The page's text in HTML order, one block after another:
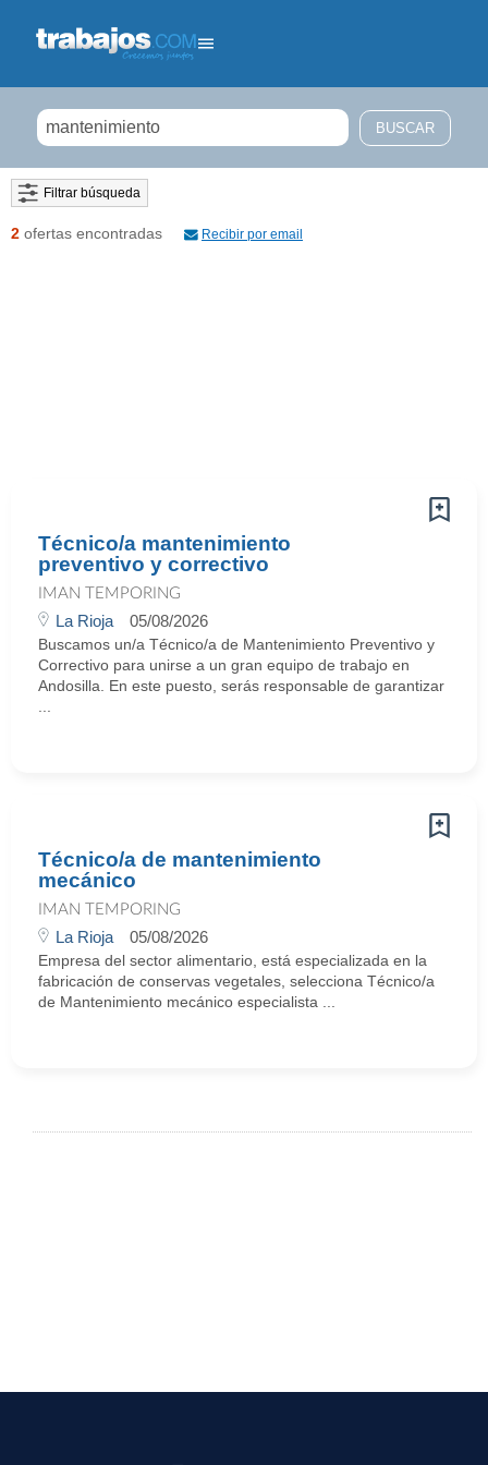
Filtrar búsqueda
2 ofertas encontradas Recibir por email
Técnico/a mantenimiento
preventivo y correctivo
IMAN TEMPORING
La Rioja 05/08/2026
Buscamos un/a Técnico/a de Mantenimiento Preventivo y
Correctivo para unirse a un gran equipo de trabajo en
Andosilla. En este puesto, serás responsable de garantizar
Técnico/a de mantenimiento
mecánico
IMAN TEMPORING
La Rioja 05/08/2026
Empresa del sector alimentario, está especializada en la
fabricación de conservas vegetales, selecciona Técnico/a
de Mantenimiento mecánico especialista ...